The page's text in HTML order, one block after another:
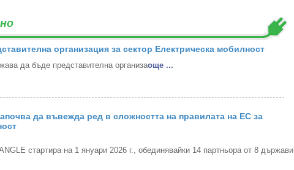
организация за сектор Електрическа мобилност
да бъде представителна организаoще ...
да въвежда ред в сложността на правилата на ЕС за
стартира на 1 януари 2026 г., обединявайки 14 партньора от 8 държави